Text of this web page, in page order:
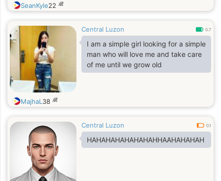
SeanKyle22 歳
Central Luzon 0.7
I am a simple girl looking for a simple
man who will love me and take care
of me until we grow old
MajhaL 38 歳
Central Luzon 0.1
HAHAHAHAHAHAHAHHAAHAHAHAH